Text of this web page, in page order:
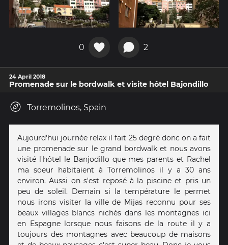
0 2
24 April 2018
Promenade sur le bordwalk et visite hôtel Bajondillo
Torremolinos, Spain
Aujourd'hui journée relax il fait 25 degré donc on a fait
une promenade sur le grand bordwalk et nous avons
visité l'hôtel le Banjodillo que mes parents et Rachel
ma soeur habitaient à Torremolinos il y a 30 ans
environ. Aussi on s'est reposé à la piscine et pris un
peu de soleil. Demain si la température le permet
nous irons visiter la ville de Mijas reconnu pour ses
beaux villages blancs nichés dans les montagnes ici
en Espagne lorsque nous faisons de la route il y a
toujours des montagnes avec beaucoup de maisons